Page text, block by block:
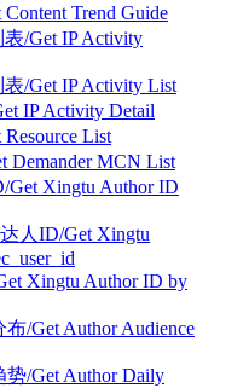
Trend Guide
/Get IP Activity
/Get IP Activity List
IP Activity Detail
List
Demander MCN List
Xingtu Author ID
人ID/Get Xingtu
Xingtu Author ID by
/Get Author Audience
/Get Author Daily